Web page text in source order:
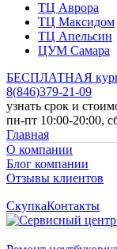
ТЦ Аврора
ТЦ Максидом
ТЦ Апельсин
ЦУМ Самара
БЕСПЛАТНАЯ
8(846)379-21-09
узнать срок и
пн-пт 10:00-20:00,
Главная
О компании
Блог компании
Отзывы клиентов
СкупкаКонтакты